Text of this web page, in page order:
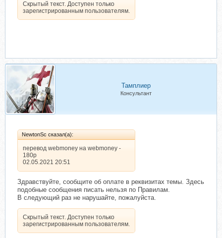
Скрытый текст. Доступен только
зарегистрированным пользователям.
Тамплиер
Консультант
NewtonSc сказал(а):
перевод webmoney на webmoney -
180р
02.05.2021 20:51
Здравствуйте, сообщите об оплате в реквизитах темы. Здесь
подобные сообщения писать нельзя по Правилам.
В следующий раз не нарушайте, пожалуйста.
Скрытый текст. Доступен только
зарегистрированным пользователям.